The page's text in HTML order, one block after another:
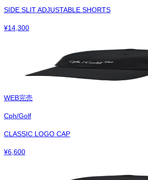
SIDE SLIT ADJUSTABLE SHORTS
¥14,300
WEB完売
Cph/Golf
CLASSIC LOGO CAP
¥6,600